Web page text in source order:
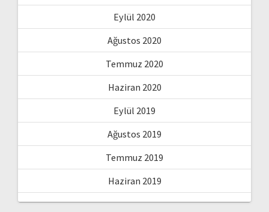
Eylül 2020
Ağustos 2020
Temmuz 2020
Haziran 2020
Eylül 2019
Ağustos 2019
Temmuz 2019
Haziran 2019